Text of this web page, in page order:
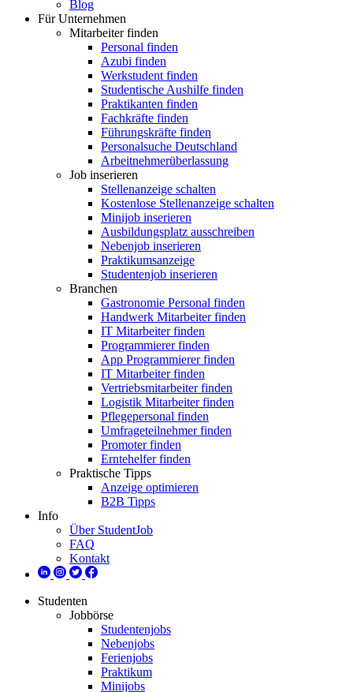
Blog
Für Unternehmen
Mitarbeiter finden
Personal finden
Azubi finden
Werkstudent finden
Studentische Aushilfe finden
Praktikanten finden
Fachkräfte finden
Führungskräfte finden
Personalsuche Deutschland
Arbeitnehmerüberlassung
Job inserieren
Stellenanzeige schalten
Kostenlose Stellenanzeige schalten
Minijob inserieren
Ausbildungsplatz ausschreiben
Nebenjob inserieren
Praktikumsanzeige
Studentenjob inserieren
Branchen
Gastronomie Personal finden
Handwerk Mitarbeiter finden
IT Mitarbeiter finden
Programmierer finden
App Programmierer finden
IT Mitarbeiter finden
Vertriebsmitarbeiter finden
Logistik Mitarbeiter finden
Pflegepersonal finden
Umfrageteilnehmer finden
Promoter finden
Erntehelfer finden
Praktische Tipps
Anzeige optimieren
B2B Tipps
Info
Über StudentJob
FAQ
Kontakt
Studenten
Jobbörse
Studentenjobs
Nebenjobs
Ferienjobs
Praktikum
Minijobs